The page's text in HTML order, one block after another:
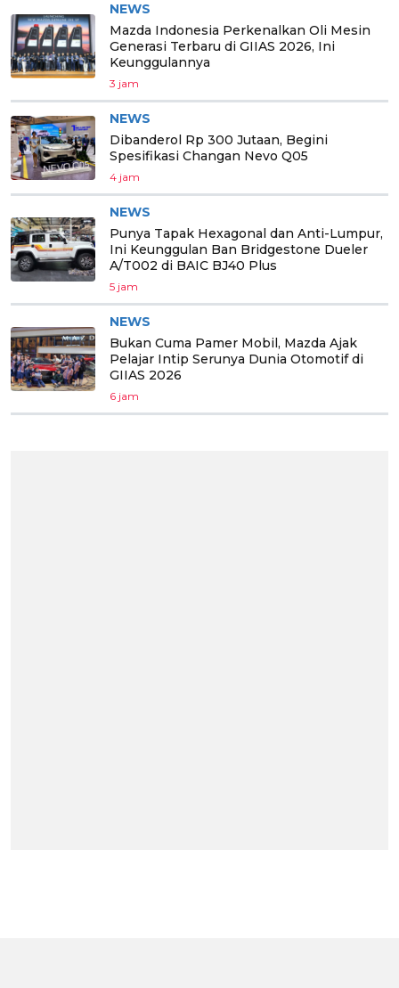
NEWS
Mazda Indonesia Perkenalkan Oli Mesin
Generasi Terbaru di GIIAS 2026, Ini
Keunggulannya
3 jam
NEWS
Dibanderol Rp 300 Jutaan, Begini
Spesifikasi Changan Nevo Q05
4 jam
NEWS
Punya Tapak Hexagonal dan Anti-Lumpur,
Ini Keunggulan Ban Bridgestone Dueler
A/T002 di BAIC BJ40 Plus
5 jam
NEWS
Bukan Cuma Pamer Mobil, Mazda Ajak
Pelajar Intip Serunya Dunia Otomotif di
GIIAS 2026
6 jam